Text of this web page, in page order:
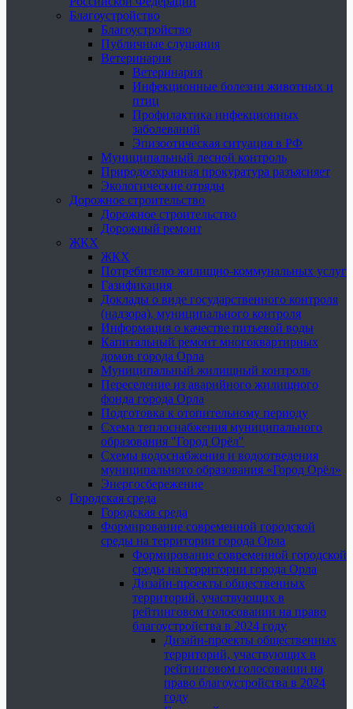
Благоустройство
Благоустройство
Публичные слушания
Ветеринария
Ветеринария
Инфекционные болезни животных и
птиц
Профилактика инфекционных
заболеваний
Эпизоотическая ситуация в РФ
Муниципальный лесной контроль
Природоохранная прокуратура разъясняет
Экологические отряды
Дорожное строительство
Дорожное строительство
Дорожный ремонт
ЖКХ
ЖКХ
Потребителю жилищно-коммунальных услуг
Газификация
Доклады о виде государственного контроля
(надзора), муниципального контроля
Информация о качестве питьевой воды
Капитальный ремонт многоквартирных
домов города Орла
Муниципальный жилищный контроль
Переселение из аварийного жилищного
фонда города Орла
Подготовка к отопительному периоду
Схема теплоснабжения муниципального
образования "Город Орёл"
Схемы водоснабжения и водоотведения
муниципального образования «Город Орёл»
Энергосбережение
Городская среда
Городская среда
Формирование современной городской
среды на территории города Орла
Формирование современной городской
среды на территории города Орла
Дизайн-проекты общественных
территорий, участвующих в
рейтинговом голосовании на право
благоустройства в 2024 году
Дизайн-проекты общественных
территорий, участвующих в
рейтинговом голосовании на
право благоустройства в 2024
году